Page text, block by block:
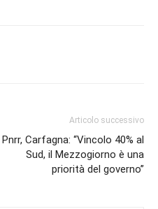
Articolo successivo
Pnrr, Carfagna: “Vincolo 40% al
Sud, il Mezzogiorno è una
priorità del governo”